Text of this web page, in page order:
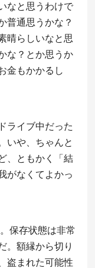
なと思うわけで
普通思うかな？
晴らしいなと思
な？とか思うか
金もかかるし
ライブ中だった
いや、ちゃんと
、ともかく「結
がなくてよかっ
保存状態は非常
。額縁から切り
盗まれた可能性